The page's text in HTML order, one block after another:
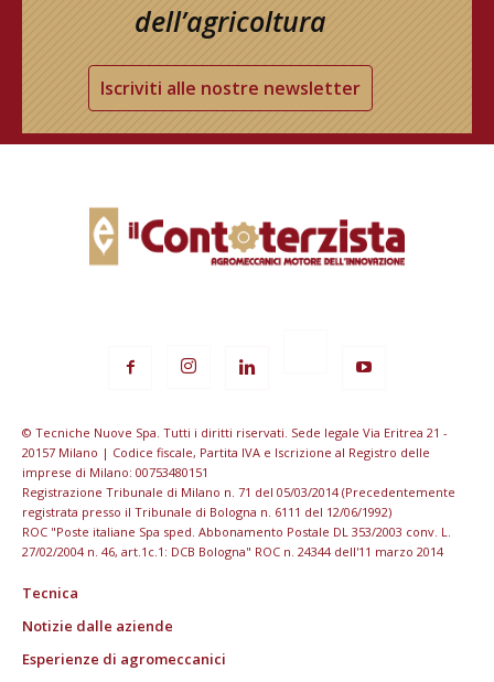
dell’agricoltura
Iscriviti alle nostre newsletter
© Tecniche Nuove Spa. Tutti i diritti riservati. Sede legale Via Eritrea 21 -
20157 Milano | Codice fiscale, Partita IVA e Iscrizione al Registro delle
imprese di Milano: 00753480151
Registrazione Tribunale di Milano n. 71 del 05/03/2014 (Precedentemente
registrata presso il Tribunale di Bologna n. 6111 del 12/06/1992)
ROC "Poste italiane Spa sped. Abbonamento Postale DL 353/2003 conv. L.
27/02/2004 n. 46, art.1c.1: DCB Bologna" ROC n. 24344 dell'11 marzo 2014
Tecnica
Notizie dalle aziende
Esperienze di agromeccanici